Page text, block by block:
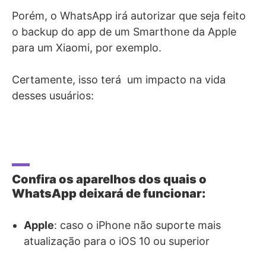
Porém, o WhatsApp irá autorizar que seja feito
o backup do app de um Smarthone da Apple
para um Xiaomi, por exemplo.
Certamente, isso terá um impacto na vida
desses usuários:
Confira os aparelhos dos quais o
WhatsApp deixará de funcionar:
Apple: caso o iPhone não suporte mais
atualização para o iOS 10 ou superior